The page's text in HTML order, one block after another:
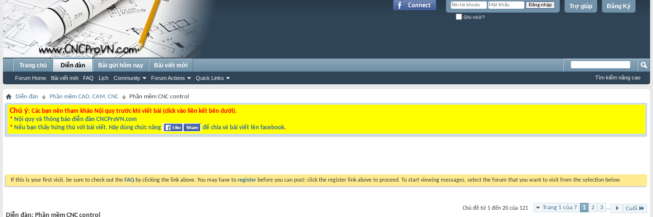
Đăng Ký
Trợ giúp
Ghi nhớ?
Trang chủ Diễn đàn
Forum Home Bài viết mới FAQ Lịch Community Forum Actions Quick Links
Bài gửi hôm nay Bài viết mới
Tìm kiếm nâng cao
Diễn đàn Phần mềm CAD, CAM, CNC Phần mềm CNC control
Chú ý: Các bạn nên tham khảo Nội quy trước khi viết bài (click vào liên kết bên dưới).
* Nội quy và Thông báo diễn đàn CNCProVN.com
* Nếu bạn thấy hứng thú với bài viết. Hãy dùng chức năng để chia sẻ bài viết lên facebook.
If this is your first visit, be sure to check out the FAQ by clicking the link above. You may have to register before you can post: click the register link above to proceed. To start viewing messages, select the forum that you want to visit from the selection below.
Trang 1 của 7 1 2 3 ... Cuối
Chủ đề từ 1 đến 20 của 121
Diễn đàn: Phần mềm CNC control